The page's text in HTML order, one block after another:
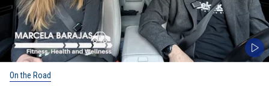
On the Road